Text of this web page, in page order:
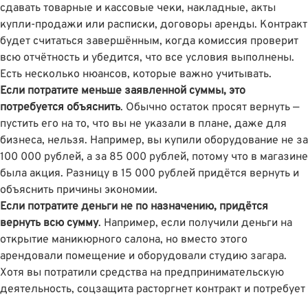
сдавать товарные и кассовые чеки, накладные, акты
купли-продажи или расписки, договоры аренды. Контракт
будет считаться завершённым, когда комиссия проверит
всю отчётность и убедится, что все условия выполнены.
Есть несколько нюансов, которые важно учитывать.
Если потратите меньше заявленной суммы, это
потребуется объяснить. Обычно остаток просят вернуть —
пустить его на то, что вы не указали в плане, даже для
бизнеса, нельзя. Например, вы купили оборудование не за
100 000 рублей, а за 85 000 рублей, потому что в магазине
была акция. Разницу в 15 000 рублей придётся вернуть и
объяснить причины экономии.
Если потратите деньги не по назначению, придётся
вернуть всю сумму. Например, если получили деньги на
открытие маникюрного салона, но вместо этого
арендовали помещение и оборудовали студию загара.
Хотя вы потратили средства на предпринимательскую
деятельность, соцзащита расторгнет контракт и потребует